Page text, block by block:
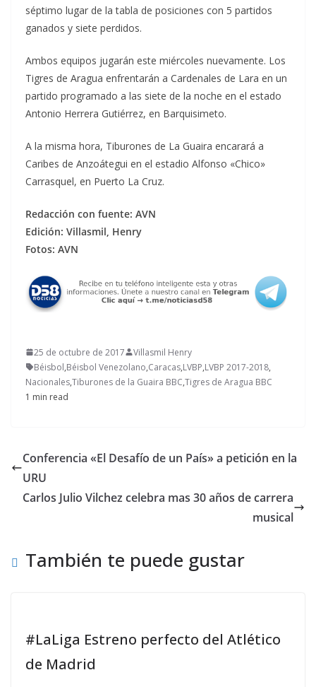
séptimo lugar de la tabla de posiciones con 5 partidos
ganados y siete perdidos.
Ambos equipos jugarán este miércoles nuevamente. Los
Tigres de Aragua enfrentarán a Cardenales de Lara en un
partido programado a las siete de la noche en el estado
Antonio Herrera Gutiérrez, en Barquisimeto.
A la misma hora, Tiburones de La Guaira encarará a
Caribes de Anzoátegui en el estadio Alfonso «Chico»
Carrasquel, en Puerto La Cruz.
Redacción con fuente: AVN
Edición: Villasmil, Henry
Fotos: AVN
25 de octubre de 2017
Villasmil Henry
Béisbol,Béisbol Venezolano,Caracas,LVBP,LVBP 2017-2018,
Nacionales,Tiburones de la Guaira BBC,Tigres de Aragua BBC
1 min read
Conferencia «El Desafío de un País» a petición en la
URU
Carlos Julio Vilchez celebra mas 30 años de carrera
musical
También te puede gustar
#LaLiga Estreno perfecto del Atlético
de Madrid